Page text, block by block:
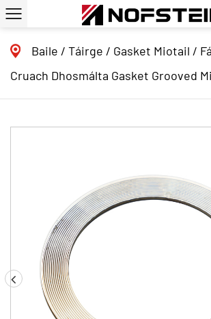
Baile / Táirge / Gasket Miotail /
Cruach Dhosmálta Gasket Grooved